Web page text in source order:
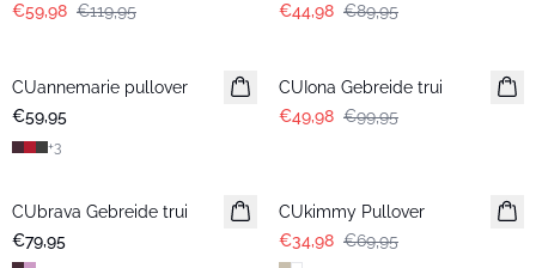
€59,98 €119,95
€44,98 €89,95
CUannemarie pullover
€59,95
+3
CUIona Gebreide trui
€49,98 €99,95
CUbrava Gebreide trui
€79,95
CUkimmy Pullover
€34,98 €69,95